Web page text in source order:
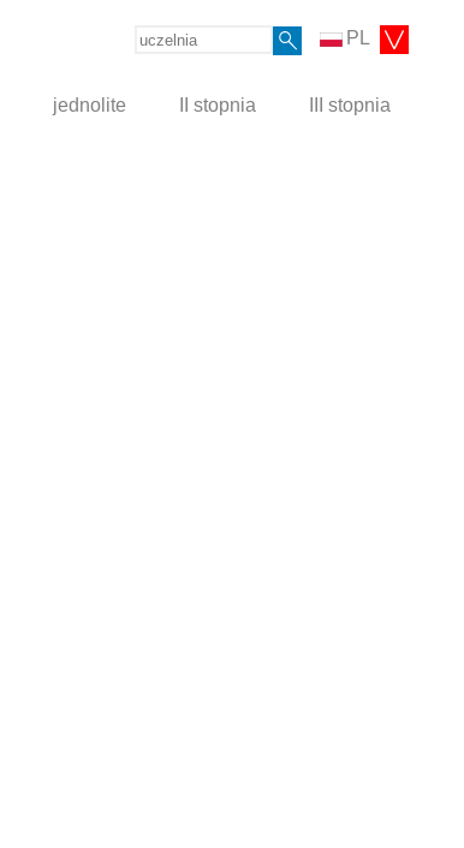
PL
jednolite II stopnia III stopnia